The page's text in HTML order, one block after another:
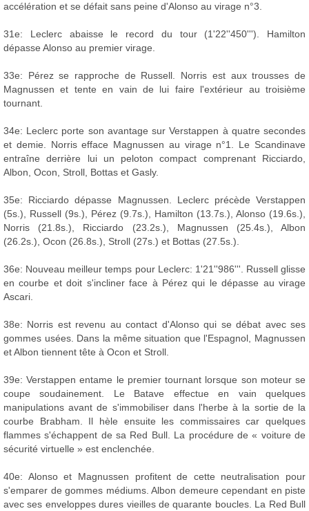
accélération et se défait sans peine d'Alonso au virage n°3.
31e: Leclerc abaisse le record du tour (1'22''450'''). Hamilton
dépasse Alonso au premier virage.
33e: Pérez se rapproche de Russell. Norris est aux trousses de
Magnussen et tente en vain de lui faire l'extérieur au troisième
tournant.
34e: Leclerc porte son avantage sur Verstappen à quatre secondes
et demie. Norris efface Magnussen au virage n°1. Le Scandinave
entraîne derrière lui un peloton compact comprenant Ricciardo,
Albon, Ocon, Stroll, Bottas et Gasly.
35e: Ricciardo dépasse Magnussen. Leclerc précède Verstappen
(5s.), Russell (9s.), Pérez (9.7s.), Hamilton (13.7s.), Alonso (19.6s.),
Norris (21.8s.), Ricciardo (23.2s.), Magnussen (25.4s.), Albon
(26.2s.), Ocon (26.8s.), Stroll (27s.) et Bottas (27.5s.).
36e: Nouveau meilleur temps pour Leclerc: 1'21''986'''. Russell glisse
en courbe et doit s'incliner face à Pérez qui le dépasse au virage
Ascari.
38e: Norris est revenu au contact d'Alonso qui se débat avec ses
gommes usées. Dans la même situation que l'Espagnol, Magnussen
et Albon tiennent tête à Ocon et Stroll.
39e: Verstappen entame le premier tournant lorsque son moteur se
coupe soudainement. Le Batave effectue en vain quelques
manipulations avant de s'immobiliser dans l'herbe à la sortie de la
courbe Brabham. Il hèle ensuite les commissaires car quelques
flammes s'échappent de sa Red Bull. La procédure de « voiture de
sécurité virtuelle » est enclenchée.
40e: Alonso et Magnussen profitent de cette neutralisation pour
s'emparer de gommes médiums. Albon demeure cependant en piste
avec ses enveloppes dures vieilles de quarante boucles. La Red Bull